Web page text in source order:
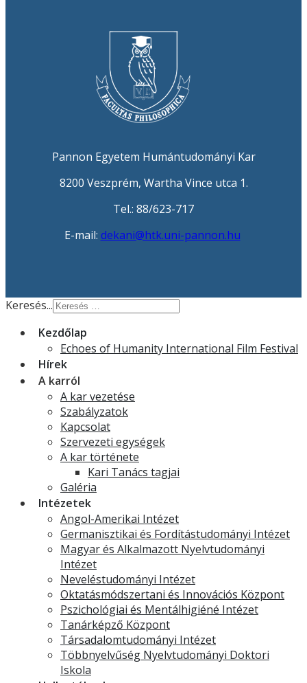
Pannon Egyetem Humántudományi Kar
8200 Veszprém, Wartha Vince utca 1.
Tel.: 88/623-717
E-mail: dekani@htk.uni-pannon.hu
Keresés...
Kezdőlap
Echoes of Humanity International Film Festival
Hírek
A karról
A kar vezetése
Szabályzatok
Kapcsolat
Szervezeti egységek
A kar története
Kari Tanács tagjai
Galéria
Intézetek
Angol-Amerikai Intézet
Germanisztikai és Fordítástudományi Intézet
Magyar és Alkalmazott Nyelvtudományi
Intézet
Neveléstudományi Intézet
Oktatásmódszertani és Innovációs Központ
Pszichológiai és Mentálhigiéné Intézet
Tanárképző Központ
Társadalomtudományi Intézet
Többnyelvűség Nyelvtudományi Doktori
Iskola